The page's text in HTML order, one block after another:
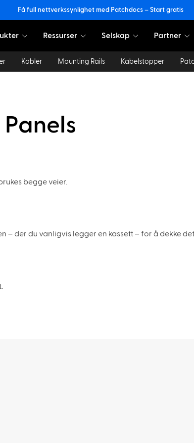
Få full nettverkssynlighet med Patchdocs – Start gratis
Ressurser Selskap Partner
Kabler Mounting Rails Kabelstopper
begge veier.
– der du vanligvis legger en kassett – for å dekke